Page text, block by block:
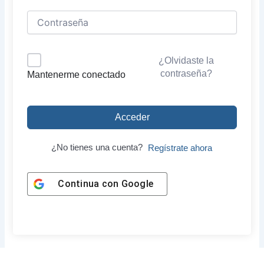
Mantenerme conectado
¿Olvidaste la
contraseña?
Acceder
¿No tienes una cuenta? Regístrate ahora
Continua con Google